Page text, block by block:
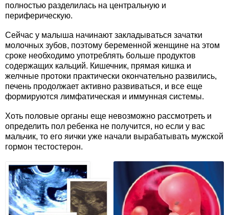
полностью разделилась на центральную и
периферическую.
Сейчас у малыша начинают закладываться зачатки
молочных зубов, поэтому беременной женщине на этом
сроке необходимо употреблять больше продуктов
содержащих кальций. Кишечник, прямая кишка и
желчные протоки практически окончательно развились,
печень продолжает активно развиваться, и все еще
формируются лимфатическая и иммунная системы.
Хоть половые органы еще невозможно рассмотреть и
определить пол ребенка не получится, но если у вас
мальчик, то его яички уже начали вырабатывать мужской
гормон тестостерон.